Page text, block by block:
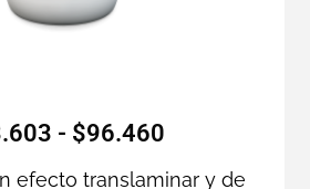
- $96.460
efecto translaminar y de